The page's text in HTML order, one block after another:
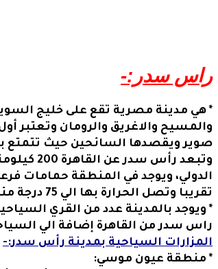
راس سدر:-
*هي مدينة مصرية تقع على خليج
والمسيح والاغريق والرومان وتعتبر
صوير ويقصدها السائحين حيث تتمتع
وتبعد
تقريبا وتصل الحرارة بها الي 75 درجة مئوية منها عيون موسي وعين وادي تراقي.
*ويوجد بالمدينة عدد من القري
راس سدر من القاهرة إضافة الي
المزارات السياحية بمدينة رأس سدر:-
* منطقة عيون موسي: